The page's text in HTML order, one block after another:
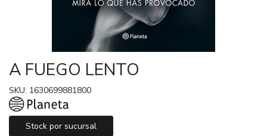
A FUEGO LENTO
SKU: 1630699881800
Stock por sucursal